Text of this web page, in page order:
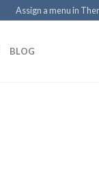
Assign a menu in
BLOG